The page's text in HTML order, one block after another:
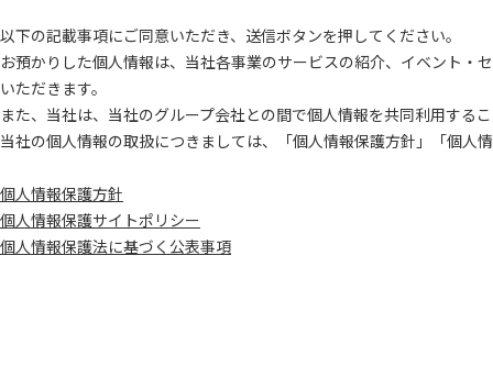
以下の記載事項にご同意いただき、送信ボタンを押してください。
お預かりした個人情報は、当社各事業のサービスの紹介、イベント
いただきます。
また、当社は、当社のグループ会社との間で個人情報を共同利用する
当社の個人情報の取扱につきましては、「個人情報保護方針」「個
個人情報保護方針
個人情報保護サイトポリシー
個人情報保護法に基づく公表事項